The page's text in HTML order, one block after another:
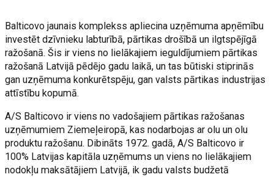
Balticovo jaunais komplekss apliecina uzņēmuma apņēmību
investēt dzīvnieku labturībā, pārtikas drošībā un ilgtspējīgā
ražošanā. Šis ir viens no lielākajiem ieguldījumiem pārtikas
ražošanā Latvijā pēdējo gadu laikā, un tas būtiski stiprinās
gan uzņēmuma konkurētspēju, gan valsts pārtikas industrijas
attīstību kopumā.
A/S Balticovo ir viens no vadošajiem pārtikas ražošanas
uzņēmumiem Ziemeļeiropā, kas nodarbojas ar olu un olu
produktu ražošanu. Dibināts 1972. gadā, A/S Balticovo ir
100% Latvijas kapitāla uzņēmums un viens no lielākajiem
nodokļu maksātājiem Latvijā, ik gadu valsts budžetā